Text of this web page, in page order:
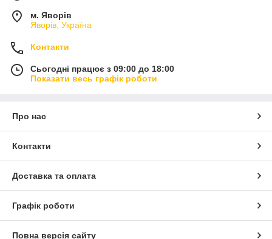
м. Яворів
Яворів, Україна
Контакти
Сьогодні працює з 09:00 до 18:00
Показати весь графік роботи
Про нас
Контакти
Доставка та оплата
Графік роботи
Повна версія сайту